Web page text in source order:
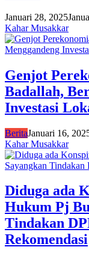
Januari 28, 2025
Kahar Musakkar
Genjot
Badallah,
Investasi
BeritaJanuari 16,
Kahar Musakkar
Diduga ada
Hukum Pj
Tindakan
Rekomendasi